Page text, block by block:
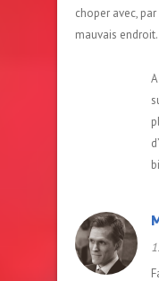
choper avec,
mauvais endroit.